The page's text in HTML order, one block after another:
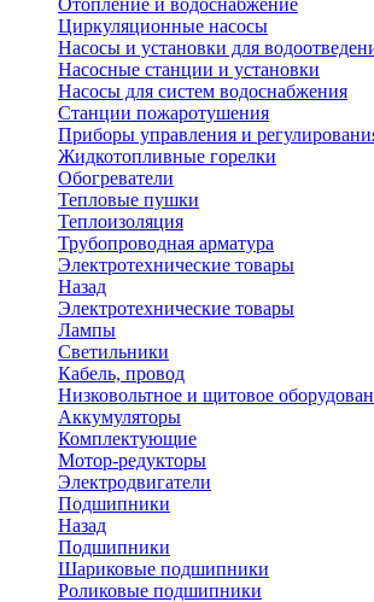
Отопление и водоснабжение
Циркуляционные насосы
Насосы и установки для
Насосные станции и установки
Насосы для систем водоснабжения
Станции пожаротушения
Приборы управления и
Жидкотопливные горелки
Обогреватели
Тепловые пушки
Теплоизоляция
Трубопроводная арматура
Электротехнические товары
Назад
Электротехнические товары
Лампы
Светильники
Кабель, провод
Низковольтное и щитовое
Аккумуляторы
Комплектующие
Мотор-редукторы
Электродвигатели
Подшипники
Назад
Подшипники
Шариковые подшипники
Роликовые подшипники